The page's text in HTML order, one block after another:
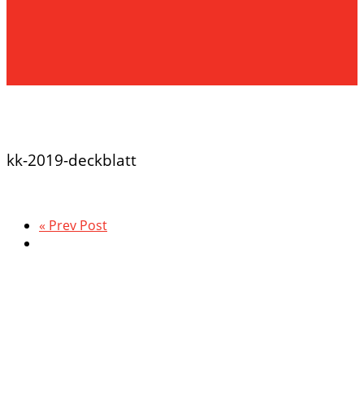
kk-2019-deckblatt
« Prev Post